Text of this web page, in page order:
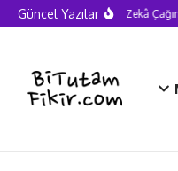
Skip to content
Güncel YazılarYapay Zekâ